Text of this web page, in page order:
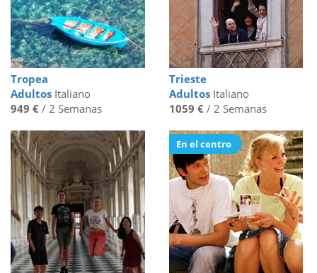
Tropea
Adultos Italiano
949 € / 2 Semanas
Trieste
AdultosItaliano
1059 €/ 2 Semanas
En el centro